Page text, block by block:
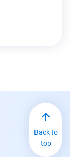
Back to
top